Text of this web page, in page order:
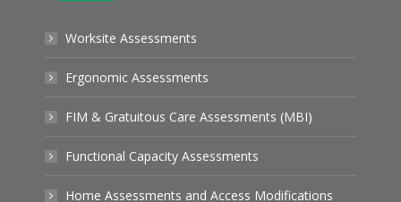
Worksite Assessments
Ergonomic Assessments
FIM & Gratuitous Care Assessments (MBI)
Functional Capacity Assessments
Home Assessments and Access Modifications